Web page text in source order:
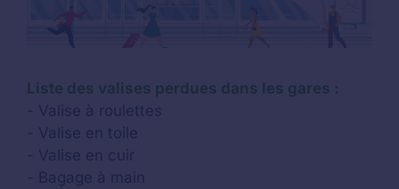
Liste des valises perdues dans les gares :
- Valise à roulettes
- Valise en toile
- Valise en cuir
- Bagage à main